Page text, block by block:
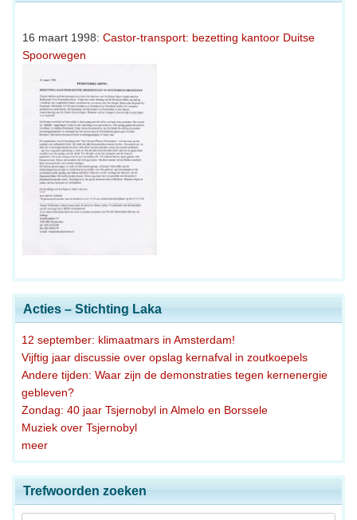
16 maart 1998: Castor-transport: bezetting kantoor Duitse
Spoorwegen
Acties – Stichting Laka
12 september: klimaatmars in Amsterdam!
Vijftig jaar discussie over opslag kernafval in zoutkoepels
Andere tijden: Waar zijn de demonstraties tegen kernenergie
gebleven?
Zondag: 40 jaar Tsjernobyl in Almelo en Borssele
Muziek over Tsjernobyl
meer
Trefwoorden zoeken